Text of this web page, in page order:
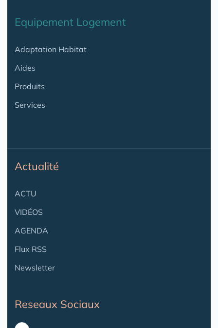
Equipement Logement
Adaptation Habitat
Aides
Produits
Services
Actualité
ACTU
VIDÉOS
AGENDA
Flux RSS
Newsletter
Reseaux Sociaux